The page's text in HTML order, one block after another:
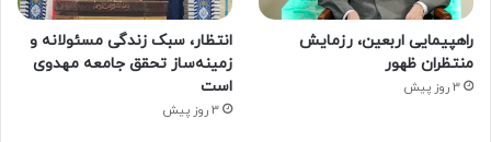
راهپیمایی اربعین، رزمایش
منتظران ظهور
3 روز پیش
انتظار، سبک زندگی مسئولانه و
زمینه‌ساز تحقق جامعه مهدوی
است
3 روز پیش